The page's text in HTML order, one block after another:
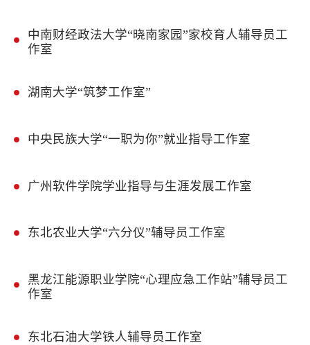
中南财经政法大学“晓南家园”家校育人辅导员工
作室
湖南大学“筑梦工作室”
中央民族大学“一职为你”就业指导工作室
广州软件学院学业指导与生涯发展工作室
东北农业大学“六分仪”辅导员工作室
黑龙江能源职业学院“心理应急工作站”辅导员工
作室
东北石油大学铁人辅导员工作室